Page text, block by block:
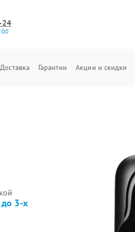
24
Доставка Гарантии Акции и скидки
до 3-х